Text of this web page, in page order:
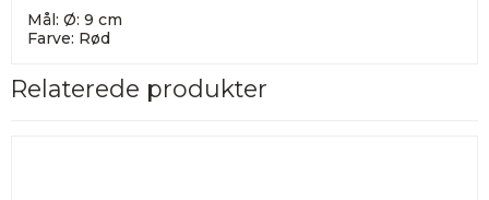
Mål: Ø: 9 cm
Farve: Rød
Relaterede produkter